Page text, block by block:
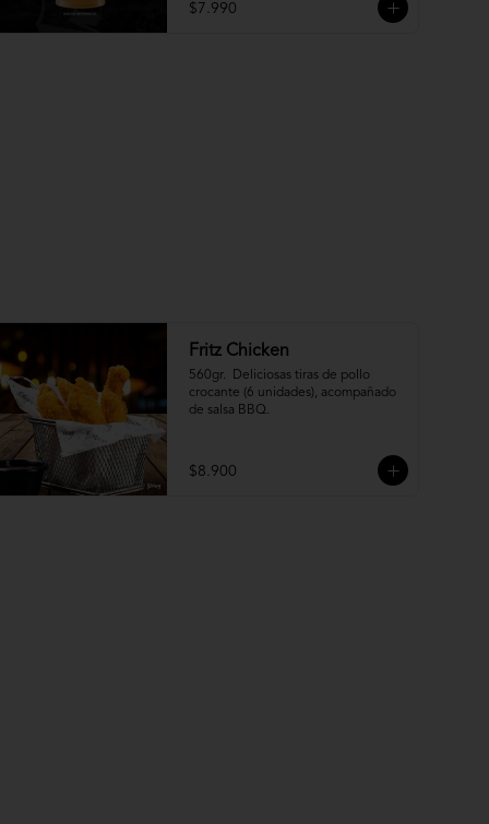
$7.990
Fritz Chicken
560gr.  Deliciosas tiras de pollo
crocante (6 unidades), acompañado
de salsa BBQ.
$8.900